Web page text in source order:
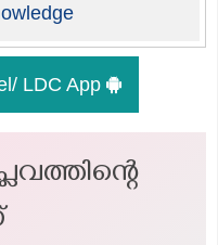
LDC App